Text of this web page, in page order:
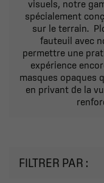
visuels, notre
spécialement
sur le terrain.
fauteuil avec
permettre une
expérience
masques opaques
en privant de la
FILTRER PAR :